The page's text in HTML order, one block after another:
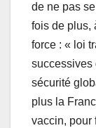
de ne pas
fois de plus,
force : « loi
successives
sécurité
plus la
vaccin, pour